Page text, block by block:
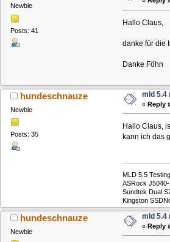
Newbie
Posts: 41
Hallo Claus,
danke für die
Danke Föhn
hundeschnauze
Newbie
Posts: 35
mld 5.4
« Reply
Hallo Claus,
kann ich das
MLD 5.5
ASRock
Sundtek Dual
Kingston
hundeschnauze
Newbie
mld 5.4
« Reply